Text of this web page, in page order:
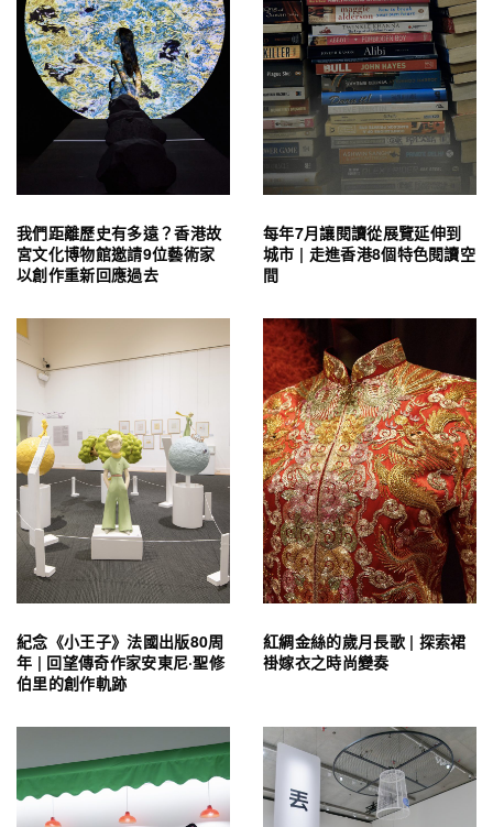
我們距離歷史有多遠？香港故
宮文化博物館邀請9位藝術家
以創作重新回應過去
每年7月讓閱讀從展覽延伸到
城市 | 走進香港8個特色閱讀空
間
紀念《小王子》法國出版80周
年 | 回望傳奇作家安東尼·聖修
伯里的創作軌跡
紅綢金絲的歲月長歌 | 探索裙
褂嫁衣之時尚變奏